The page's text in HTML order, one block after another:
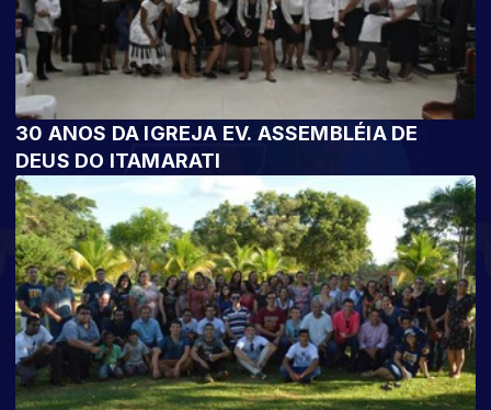
30 ANOS DA IGREJA EV. ASSEMBLÉIA DE
DEUS DO ITAMARATI